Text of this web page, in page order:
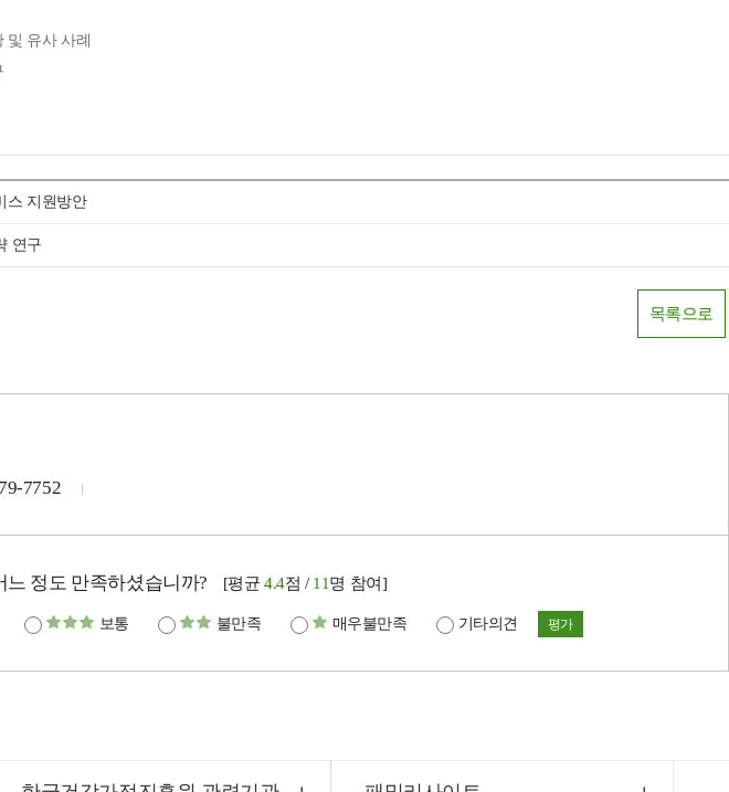
유사 사례
스 지원방안
연구
목록으로
7752
정도 만족하셨습니까? [평균4.4점 / 11명 참여]
보통 불만족 매우불만족 기타의견 평가